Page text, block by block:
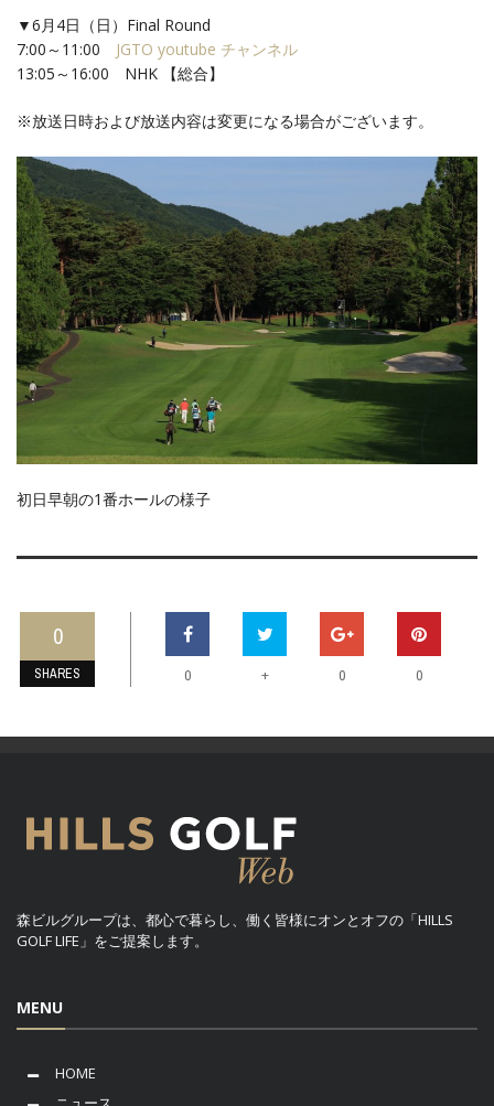
▼6月4日（日）Final Round
7:00～11:00
JGTO youtube チャンネル
13:05～16:00 NHK 【総合】
※放送日時および放送内容は変更になる場合がございます。
初日早朝の1番ホールの様子
0
SHARES 0 + 0 0
森ビルグループは、都心で暮らし、働く皆様にオンとオフの「HILLS
GOLF LIFE」をご提案します。
MENU
HOME